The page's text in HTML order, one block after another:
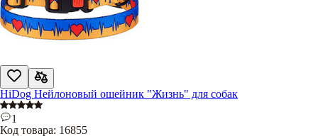
HiDog Нейлоновый ошейник "Жизнь" для собак
1
Код товара: 16855